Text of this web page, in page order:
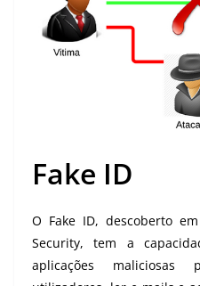
Fake ID
O Fake ID, descoberto
Security, tem a
aplicações